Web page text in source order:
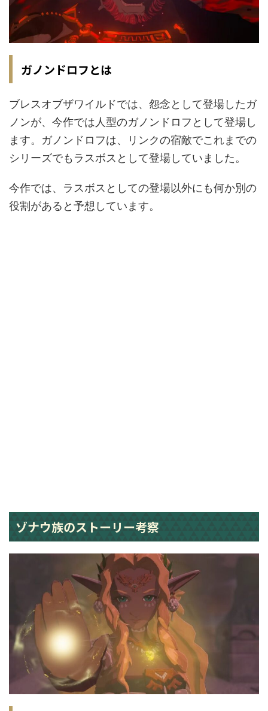
ガノンドロフとは
ブレスオブザワイルドでは、怨念として登場したガ
ノンが、今作では人型のガノンドロフとして登場し
ます。ガノンドロフは、リンクの宿敵でこれまでの
シリーズでもラスボスとして登場していました。
今作では、ラスボスとしての登場以外にも何か別の
役割があると予想しています。
ゾナウ族のストーリー考察